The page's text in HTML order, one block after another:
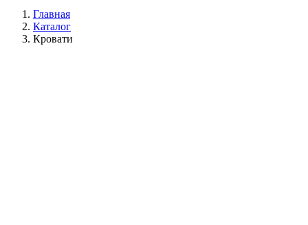
Главная
Каталог
Кровати